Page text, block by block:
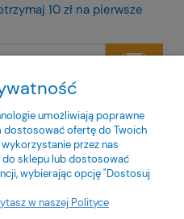
10 zł na pierwsze
z nasząpolityką
umożliwiają poprawne
dostosować ofertę do Twoich
przez nas
sklepu lub dostosować
wybierając opcję "Dostosuj
w naszej Polityce